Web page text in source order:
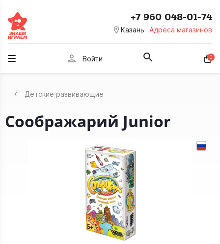
room Казань Адреса магазинов
+7 960 048-01-74
person Войти 0
Детские развивающие
Соображарий Junior